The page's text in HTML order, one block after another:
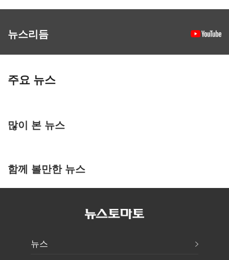
뉴스리듬
주요 뉴스
많이 본 뉴스
함께 볼만한 뉴스
뉴스